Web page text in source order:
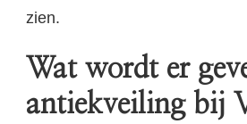
zien.
Wat wordt er
antiekveiling bij